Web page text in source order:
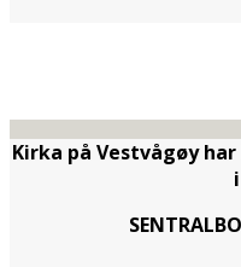
Kirka på Vestvågøy